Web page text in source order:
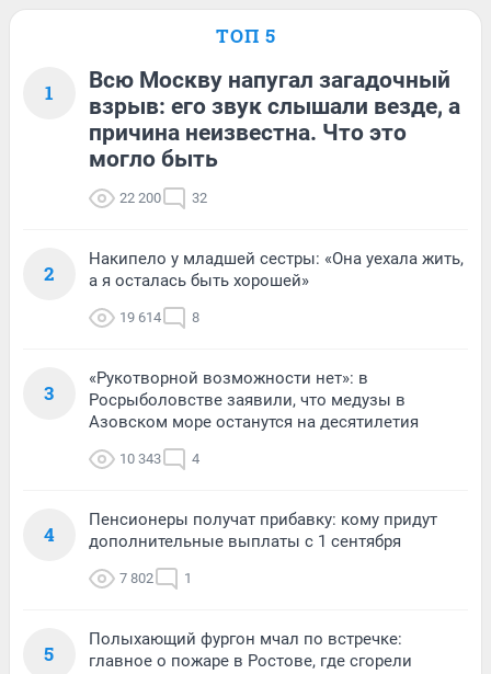
ТОП 5
1
Всю Москву напугал загадочный
взрыв: его звук слышали везде, а
причина неизвестна. Что это
могло быть
22 200 32
2
Накипело у младшей сестры: «Она уехала жить,
а я осталась быть хорошей»
19 614 8
3
«Рукотворной возможности нет»: в
Росрыболовстве заявили, что медузы в
Азовском море останутся на десятилетия
10 343 4
4
Пенсионеры получат прибавку: кому придут
дополнительные выплаты с 1 сентября
7 802 1
5
Полыхающий фургон мчал по встречке:
главное о пожаре в Ростове, где сгорели